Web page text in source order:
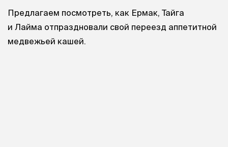
Предлагаем посмотреть, как Ермак, Тайга
и Лайма отпраздновали свой переезд аппетитной
медвежьей кашей.